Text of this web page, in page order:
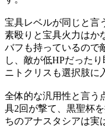
宝具レベルが同じと言
素殴りと宝具火力はか
バフも持っているので
し、敵が低HPだった
ニトクリスも選択肢に
全体的な汎用性と言う
具2回が撃て、黒聖杯
ちのアナスタシアは実